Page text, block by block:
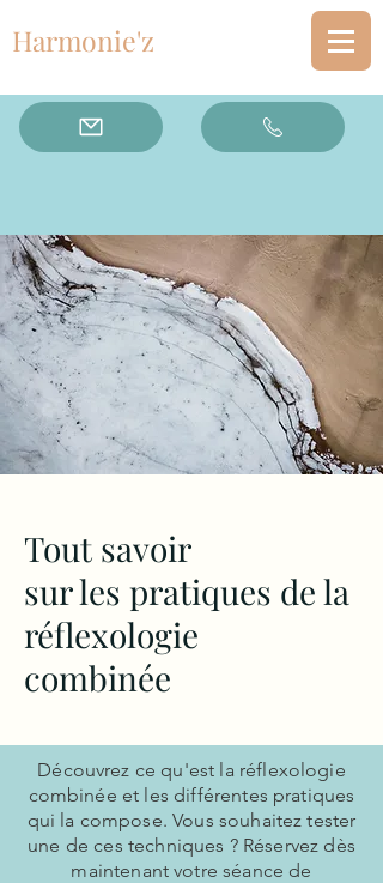
Harmonie'z
Tout savoir
sur les pratiques de la
réflexologie
combinée
Découvrez ce qu'est la réflexologie
combinée et les différentes pratiques
qui la compose. Vous souhaitez tester
une de ces techniques ? Réservez dès
maintenant votre séance de